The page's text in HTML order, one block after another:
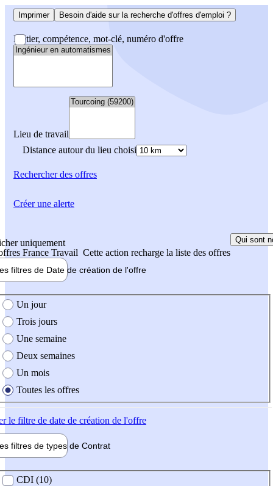
Imprimer Besoin d'aide sur la recherche d'offres d'emploi ?
Métier, compétence, mot-clé, numéro d'offre
Lieu de travail
Distance autour du lieu choisi
Rechercherdes offres
uniquement
France Travail Cette action recharge la liste des offres
Qui sont
filtres de Date de création de l'offre
création de l'offre
Un jour
Trois jours
Une semaine
Deux semaines
Un mois
Toutes les offres
le filtre de date de création de l'offre
filtres de types de Contrat
contrat
CDI (10)
Créer une alerte